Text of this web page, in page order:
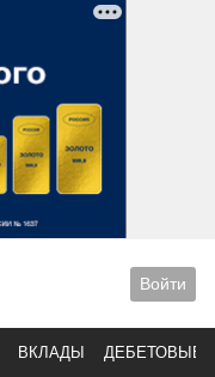
Войти
ВКЛАДЫ ДЕБЕТОВЫЕ